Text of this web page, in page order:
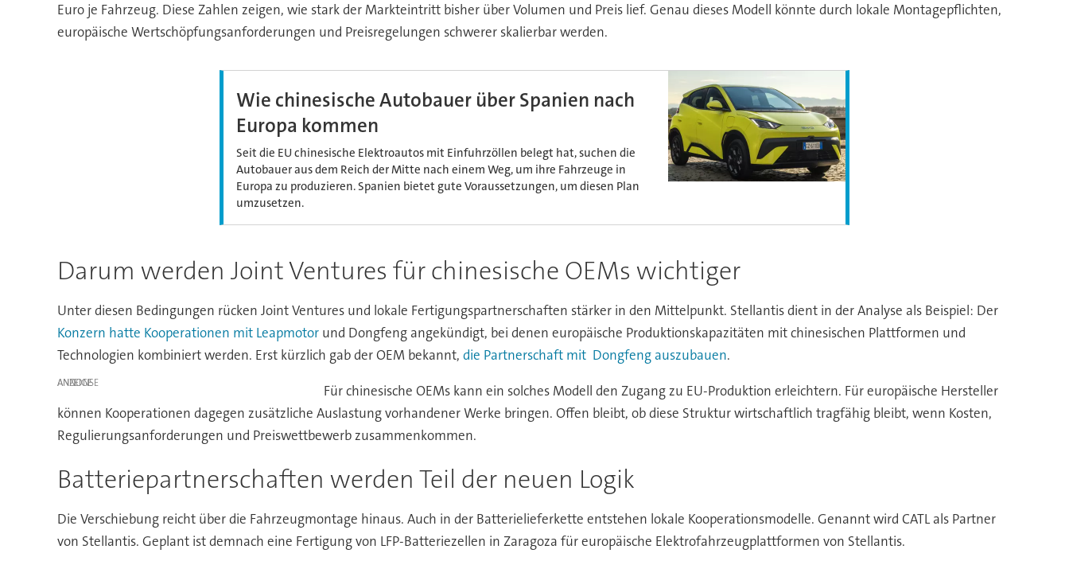
Euro je Fahrzeug. Diese Zahlen zeigen, wie stark der Markteintritt bisher über Volumen und Preis lief. Genau dieses Modell könnte durch lokale Montagepflichten,
europäische Wertschöpfungsanforderungen und Preisregelungen schwerer skalierbar werden.
Wie chinesische Autobauer über Spanien nach
Europa kommen
Seit die EU chinesische Elektroautos mit Einfuhrzöllen belegt hat, suchen die
Autobauer aus dem Reich der Mitte nach einem Weg, um ihre Fahrzeuge in
Europa zu produzieren. Spanien bietet gute Voraussetzungen, um diesen Plan
umzusetzen.
Darum werden Joint Ventures für chinesische OEMs wichtiger
Unter diesen Bedingungen rücken Joint Ventures und lokale Fertigungspartnerschaften stärker in den Mittelpunkt. Stellantis dient in der Analyse als Beispiel: Der
Konzern hatte Kooperationen mit Leapmotorund Dongfeng angekündigt, bei denen europäische Produktionskapazitäten mit chinesischen Plattformen und
Technologien kombiniert werden. Erst kürzlich gab der OEM bekannt, die Partnerschaft mit Dongfeng auszubauen.
ANZEIGE
Für chinesische OEMs kann ein solches Modell den Zugang zu EU-Produktion erleichtern. Für europäische Hersteller
können Kooperationen dagegen zusätzliche Auslastung vorhandener Werke bringen. Offen bleibt, ob diese Struktur wirtschaftlich tragfähig bleibt, wenn Kosten,
Regulierungsanforderungen und Preiswettbewerb zusammenkommen.
Batteriepartnerschaften werden Teil der neuen Logik
Die Verschiebung reicht über die Fahrzeugmontage hinaus. Auch in der Batterielieferkette entstehen lokale Kooperationsmodelle. Genannt wird CATL als Partner
von Stellantis. Geplant ist demnach eine Fertigung von LFP-Batteriezellen in Zaragoza für europäische Elektrofahrzeugplattformen von Stellantis.